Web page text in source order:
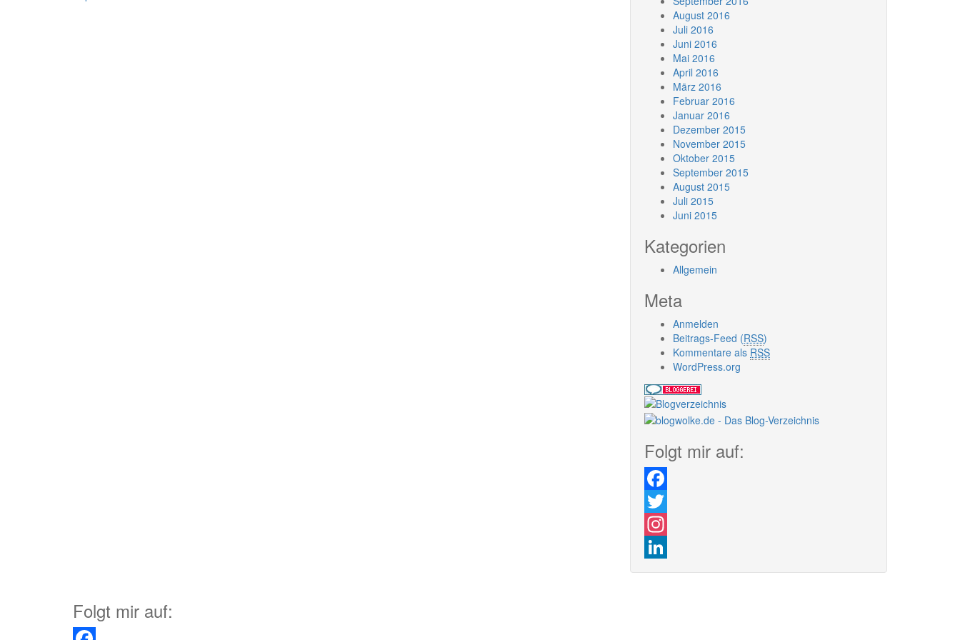
August 2016
Juli 2016
Juni 2016
Mai 2016
April 2016
März 2016
Februar 2016
Januar 2016
Dezember 2015
November 2015
Oktober 2015
September 2015
August 2015
Juli 2015
Juni 2015
Kategorien
Allgemein
Meta
Anmelden
Beitrags-Feed (RSS)
Kommentare als RSS
WordPress.org
Folgt mir auf:
Facebook
Twitter
Instagram
LinkedIn
Folgt mir auf: